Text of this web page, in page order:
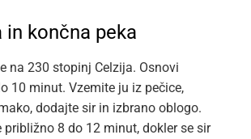
in končna peka
na 230 stopinj Celzija. Osnovi
10 minut. Vzemite ju iz pečice,
dodajte sir in izbrano oblogo.
približno 8 do 12 minut, dokler se sir